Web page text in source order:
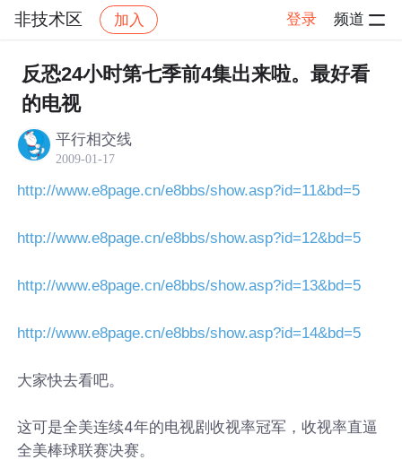
非技术区 加入 登录 频道
社区 非技术区 帖子详情
反恐24小时第七季前4集出来啦。最好看
的电视
平行相交线
2009-01-17
http://www.e8page.cn/e8bbs/show.asp?id=11&bd=5
http://www.e8page.cn/e8bbs/show.asp?id=12&bd=5
http://www.e8page.cn/e8bbs/show.asp?id=13&bd=5
http://www.e8page.cn/e8bbs/show.asp?id=14&bd=5
大家快去看吧。
这可是全美连续4年的电视剧收视率冠军，收视率直逼
全美棒球联赛决赛。